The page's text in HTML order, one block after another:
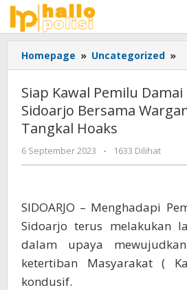
Lewati
konten
Homepage » Uncategorized »
Siap Kawal Pemilu
Sidoarjo Bersama
Tangkal Hoaks
6 September 2023
oleh
Adhis
- 1633 Dilihat
SIDOARJO – Menghadapi
Sidoarjo terus melakukan
dalam upaya
ketertiban Masyarakat (
kondusif.